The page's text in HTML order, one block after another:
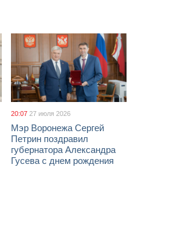
20:07 27 июля 2026
Мэр Воронежа Сергей
Петрин поздравил
губернатора Александра
Гусева с днем рождения